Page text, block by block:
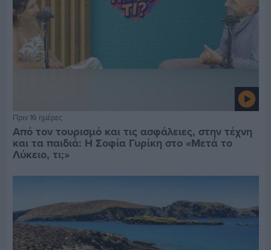
Πριν 16 ημέρες
Από τον τουρισμό και τις ασφάλειες, στην τέχνη
και τα παιδιά: Η Σοφία Γυρίκη στο «Μετά το
Λύκειο, τι;»